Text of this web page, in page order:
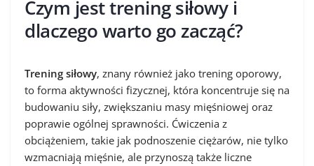
Czym jest trening siłowy i
dlaczego warto go zacząć?
Trening siłowy, znany również jako trening oporowy,
to forma aktywności fizycznej, która koncentruje się na
budowaniu siły, zwiększaniu masy mięśniowej oraz
poprawie ogólnej sprawności. Ćwiczenia z
obciążeniem, takie jak podnoszenie ciężarów, nie tylko
wzmacniają mięśnie, ale przynoszą także liczne